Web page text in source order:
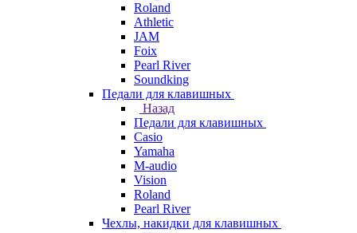
Roland
Athletic
JAM
Foix
Pearl River
Soundking
Педали для клавишных
Назад
Педали для клавишных
Casio
Yamaha
M-audio
Vision
Roland
Pearl River
Чехлы, накидки для клавишных